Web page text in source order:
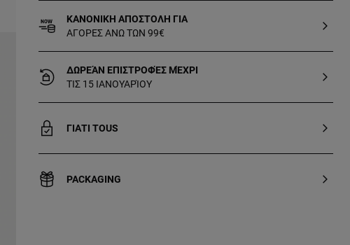
ΚΑΝΟΝΙΚΗ ΑΠΟΣΤΟΛΗ ΓΙΑ
ΑΓΟΡΕΣ ΑΝΩ ΤΩΝ 99€
ΔΩΡΕΆΝ ΕΠΙΣΤΡΟΦΈΣ ΜΈΧΡΙ
ΤΙΣ 15 ΙΑΝΟΥΑΡΊΟΥ
ΓΙΑΤΙ TOUS
PACKAGING